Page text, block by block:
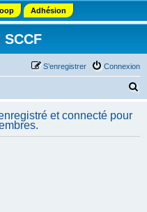
Adhésion
Connexion
S’enregistrer
h
et connecté pour